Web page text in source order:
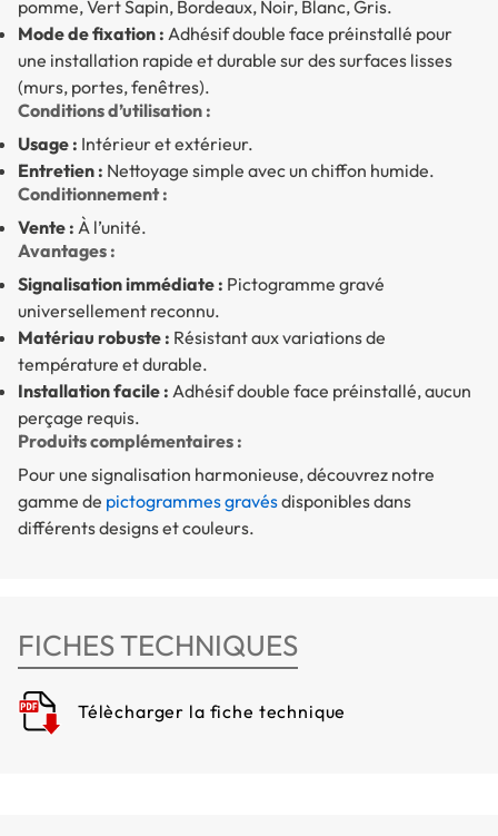
pomme, Vert Sapin, Bordeaux, Noir, Blanc, Gris.
Mode de fixation : Adhésif double face préinstallé pour
une installation rapide et durable sur des surfaces lisses
(murs, portes, fenêtres).
Conditions d’utilisation :
Usage : Intérieur et extérieur.
Entretien : Nettoyage simple avec un chiffon humide.
Conditionnement :
Vente : À l’unité.
Avantages :
Signalisation immédiate : Pictogramme gravé
universellement reconnu.
Matériau robuste : Résistant aux variations de
température et durable.
Installation facile : Adhésif double face préinstallé, aucun
perçage requis.
Produits complémentaires :
Pour une signalisation harmonieuse, découvrez notre
gamme de pictogrammes gravésdisponibles dans
différents designs et couleurs.
FICHES TECHNIQUES
Télècharger la fiche technique